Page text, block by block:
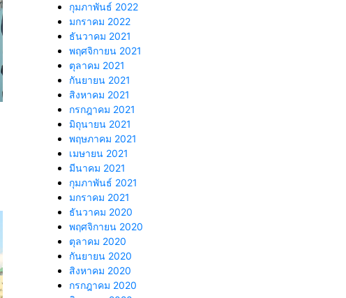
กุมภาพันธ์ 2022
มกราคม 2022
ธันวาคม 2021
พฤศจิกายน 2021
ตุลาคม 2021
กันยายน 2021
สิงหาคม 2021
กรกฎาคม 2021
มิถุนายน 2021
พฤษภาคม 2021
เมษายน 2021
มีนาคม 2021
กุมภาพันธ์ 2021
มกราคม 2021
ธันวาคม 2020
พฤศจิกายน 2020
ตุลาคม 2020
กันยายน 2020
สิงหาคม 2020
กรกฎาคม 2020